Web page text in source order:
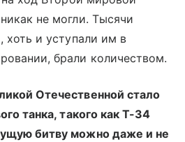
не могли. Тысячи
хоть и уступали им в
брали количеством.
Отечественной стало
танка, такого как Т-34
битву можно даже и не